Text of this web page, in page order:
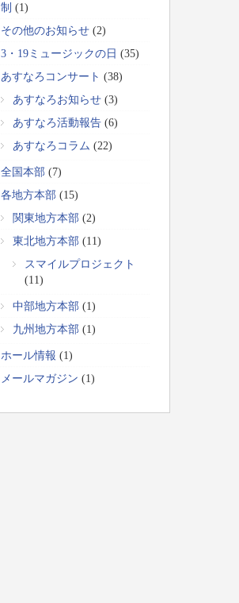
制 (1)
その他のお知らせ (2)
3・19ミュージックの日 (35)
あすなろコンサート (38)
あすなろお知らせ (3)
あすなろ活動報告 (6)
あすなろコラム (22)
全国本部 (7)
各地方本部 (15)
関東地方本部 (2)
東北地方本部 (11)
スマイルプロジェクト
(11)
中部地方本部 (1)
九州地方本部 (1)
ホール情報 (1)
メールマガジン (1)